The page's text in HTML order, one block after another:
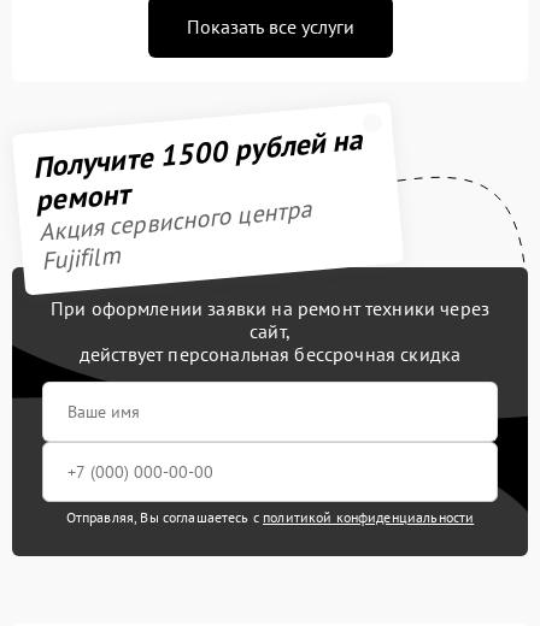
Показать все услуги
Получите 1500 рублей на
ремонт
Акция сервисного центра
Fujifilm
При оформлении заявки на ремонт техники через
сайт,
действует персональная бессрочная скидка
Отправляя, Вы соглашаетесь с политикой конфиденциальности